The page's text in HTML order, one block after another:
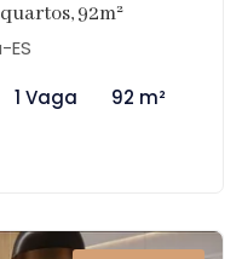
92m²
1 Vaga 92 m²